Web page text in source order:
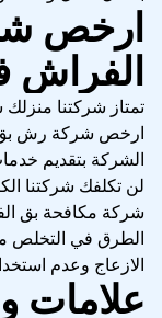
ارخص
تمتاز شركتنا
ارخص شركة رش
الشركة بتقديم
لن تكلفك شركتنا
شركة مكافحة بق
الطرق في
الازعاج وعدم
علامات